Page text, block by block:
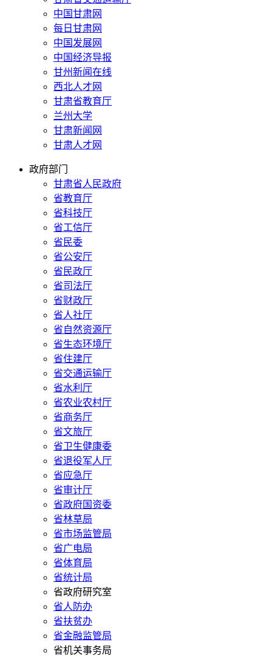
中国甘肃网
每日甘肃网
中国发展网
中国经济导报
甘州新闻在线
西北人才网
甘肃省教育厅
兰州大学
甘肃新闻网
甘肃人才网
政府部门
甘肃省人民政府
省教育厅
省科技厅
省工信厅
省民委
省公安厅
省民政厅
省司法厅
省财政厅
省人社厅
省自然资源厅
省生态环境厅
省住建厅
省交通运输厅
省水利厅
省农业农村厅
省商务厅
省文旅厅
省卫生健康委
省退役军人厅
省应急厅
省审计厅
省政府国资委
省林草局
省市场监管局
省广电局
省体育局
省统计局
省政府研究室
省人防办
省扶贫办
省金融监管局
省机关事务局